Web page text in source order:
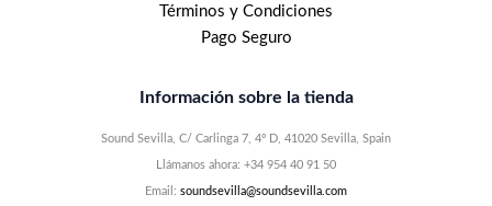
Términos y Condiciones
Pago Seguro
Información sobre la tienda
Sound Sevilla, C/ Carlinga 7, 4º D, 41020 Sevilla, Spain
Llámanos ahora: +34 954 40 91 50
Email: soundsevilla@soundsevilla.com